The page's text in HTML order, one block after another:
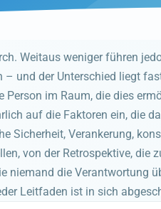
Weitaus weniger führen
und der Unterschied liegt
im Raum, die dies
auf die Faktoren ein, die
Sicherheit, Verankerung,
von der Retrospektive, die
niemand die Verantwortung
Leitfaden ist in sich